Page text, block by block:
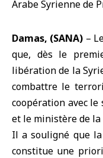
Damas, (SANA) –
que, dès le
libération de la
combattre le
coopération avec
et le ministère de la
Il a souligné que
constitue une